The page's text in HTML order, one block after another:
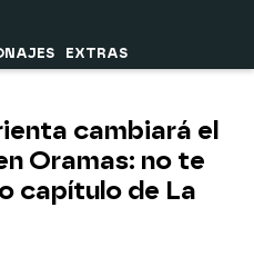
EXTRAS
cambiará el
Oramas: no te
capítulo de La